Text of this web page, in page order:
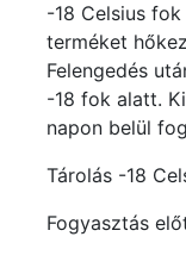
-18 Celsius
terméket
Felengedés
-18 fok alatt.
napon belül
Tárolás -18
Fogyasztás